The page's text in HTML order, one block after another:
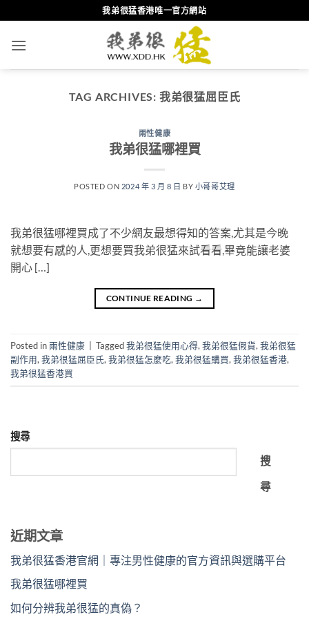
to
content
我弟很猛香港唯一官方網站
TAG ARCHIVES: 我弟很猛屈臣氏
兩性健康
我弟很猛哪裡買
POSTED ON 2024 年 3 月 8 日 BY 小哥哥艾理
我弟很猛哪裡買成了不少網友最想得知的答案,尤其是今晚
就想要有感的人,更想要買我弟很猛來試看看,畢竟能讓老婆
開心 […]
CONTINUE READING →
Posted in兩性健康 Tagged我弟很猛使用心得, 我弟很猛假貨, 我弟很猛
副作用, 我弟很猛屈臣氏, 我弟很猛怎麼吃, 我弟很猛購買, 我弟很猛香港,
我弟很猛香港買
搜尋
搜
尋
近期文章
我弟很猛香港官網｜專注男性健康的官方資訊與選購平台
我弟很猛哪裡買
如何分辨我弟很猛的真偽？